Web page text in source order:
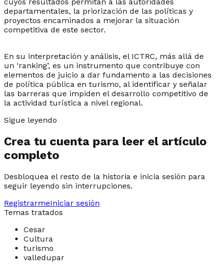
departamentales, la priorización de las políticas y
proyectos encaminados a mejorar la situación
competitiva de este sector.
En su interpretación y análisis, el ICTRC, más allá de
un ‘ranking’, es un instrumento que contribuye con
elementos de juicio a dar fundamento a las decisiones
de política pública en turismo, al identificar y señalar
las barreras que impiden el desarrollo competitivo de
la actividad turística a nivel regional.
Sigue leyendo
Crea tu cuenta para leer el artículo
completo
Desbloquea el resto de la historia e inicia sesión para
seguir leyendo sin interrupciones.
RegistrarmeIniciar sesión
Temas tratados
Cesar
Cultura
turismo
valledupar